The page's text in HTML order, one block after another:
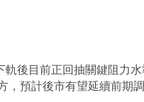
後目前正回抽關鍵阻力
，預計後市有望延續前期